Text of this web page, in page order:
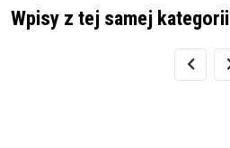
Wpisy z tej samej kategorii